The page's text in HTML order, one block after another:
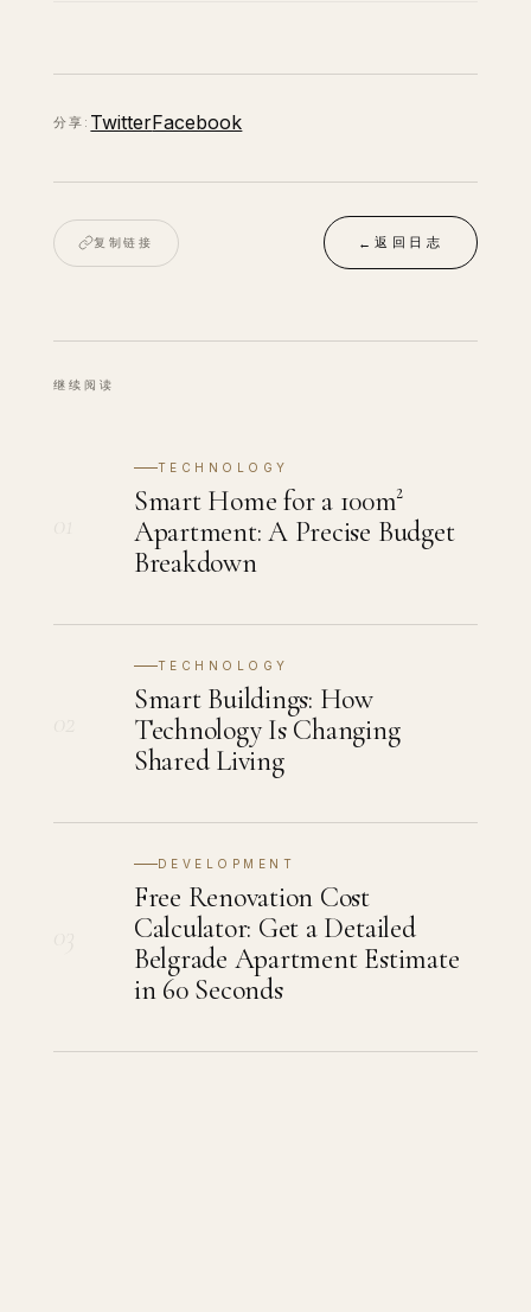
分享: TwitterFacebook
复制链接 ←返回日志
继续阅读
TECHNOLOGY
Smart Home for a 100m²
Apartment: A Precise Budget
Breakdown
TECHNOLOGY
Smart Buildings: How
Technology Is Changing
Shared Living
DEVELOPMENT
Free Renovation Cost
Calculator: Get a Detailed
Belgrade Apartment Estimate
in 60 Seconds